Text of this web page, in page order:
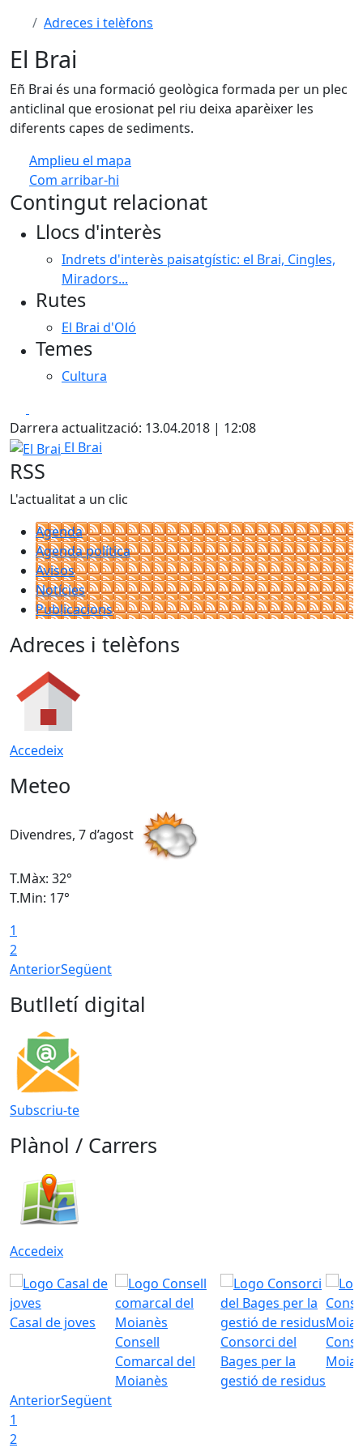
Adreces i telèfons
El Brai
Eñ Brai és una formació geològica formada per un plec
anticlinal que erosionat pel riu deixa aparèixer les
diferents capes de sediments.
Amplieu el mapa
Com arribar-hi
+
Contingut relacionat
Llocs d'interès
Indrets d'interès paisatgístic: el Brai, Cingles,
Miradors...
Rutes
El Brai d'Oló
Temes
Cultura
Darrera actualització: 13.04.2018 | 12:08
El Brai
El Brai
RSS
L'actualitat a un clic
Agenda
Agenda política
Avisos
Notícies
Publicacions
Adreces i telèfons
Accedeix
Meteo
Divendres, 7 d’agost
T.Màx: 32°
T.Min: 17°
1
2
AnteriorSegüent
Butlletí digital
Subscriu-te
Plànol / Carrers
Accedeix
Casal de joves
Consell
Comarcal del
Moianès
Consorci del
Bages per la
gestió de residus
AnteriorSegüent
1
2